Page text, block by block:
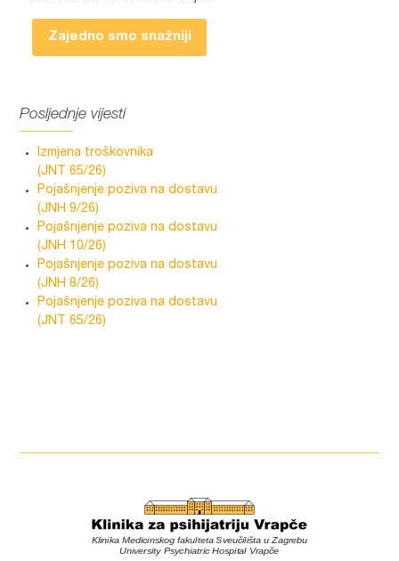
Zajedno smo snažniji
Posljednje vijesti
Izmjena troškovnika
(JNT 65/26)
Pojašnjenje poziva na dostavu
(JNH 9/26)
Pojašnjenje poziva na dostavu
(JNH 10/26)
Pojašnjenje poziva na dostavu
(JNH 8/26)
Pojašnjenje poziva na dostavu
(JNT 65/26)